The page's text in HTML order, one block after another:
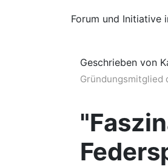
Forum und Initiative
Geschrieben von
Gründungsmitglied